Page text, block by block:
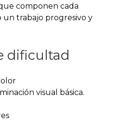
componen cada
un trabajo progresivo y
dificultad
visual básica.